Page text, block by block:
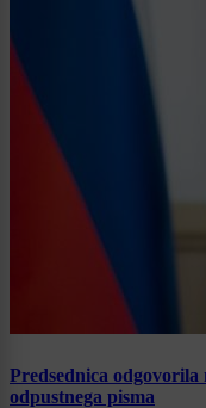
Predsednica
odpustnega pisma